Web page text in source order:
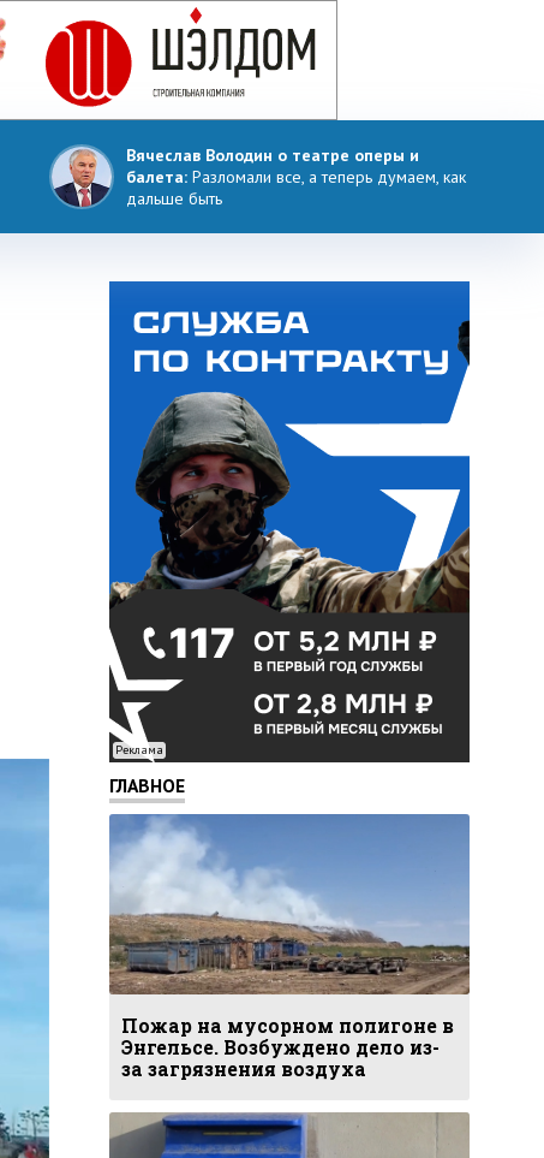
Вячеслав Володин о театре оперы и
балета: Разломали все, а теперь думаем, как
дальше быть
Реклама
ГЛАВНОЕ
Пожар на мусорном полигоне в
Энгельсе. Возбуждено дело из-
за загрязнения воздуха